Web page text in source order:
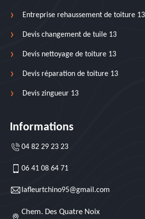
Entreprise rehaussement de toiture 13
Devis changement de tuile 13
Devis nettoyage de toiture 13
Devis réparation de toiture 13
Devis zingueur 13
Informations
04 82 29 23 23
06 41 08 64 71
lafleurtchino95@gmail.com
Chem. Des Quatre Noix